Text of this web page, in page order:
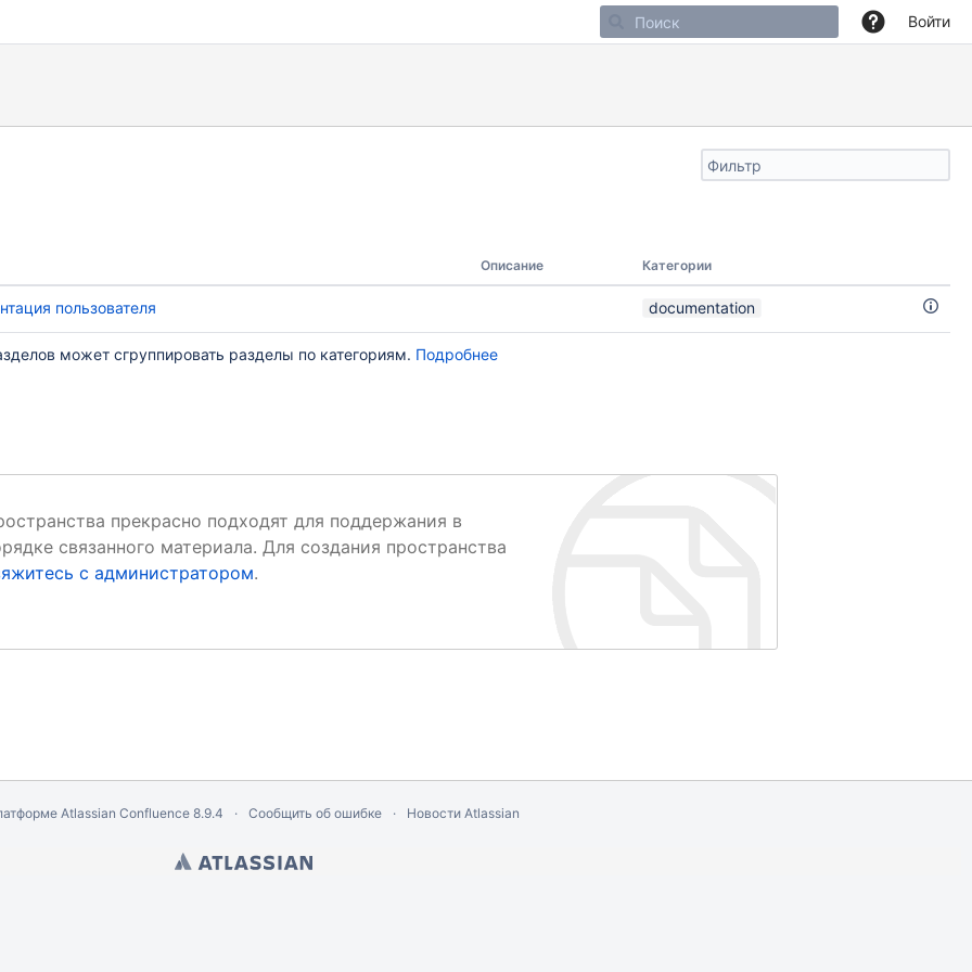
Войти
Фильтр
поиска
Описание Категории
пользователя documentation
может сгруппировать разделы по категориям. Подробнее
прекрасно подходят для поддержания в
связанного материала. Для создания пространства
с администратором.
Atlassian Confluence 8.9.4 Сообщить об ошибке Новости Atlassian